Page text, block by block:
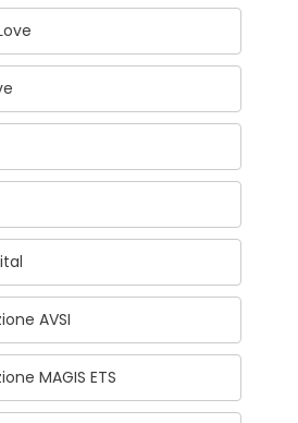
AVSI
MAGIS ETS